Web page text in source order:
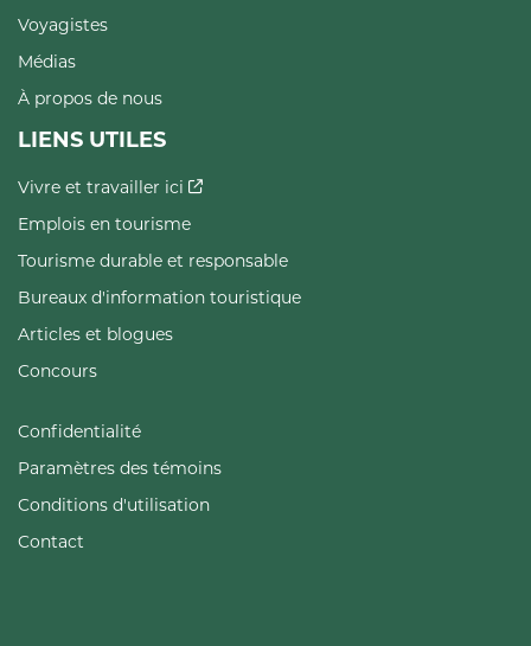
Voyagistes
Médias
À propos de nous
LIENS UTILES
Vivre et travailler ici
Emplois en tourisme
Tourisme durable et responsable
Bureaux d'information touristique
Articles et blogues
Concours
Confidentialité
Paramètres des témoins
Conditions d'utilisation
Contact